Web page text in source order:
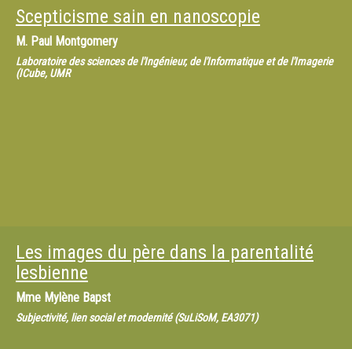
Scepticisme sain en nanoscopie
M. Paul Montgomery
Laboratoire des sciences de l'Ingénieur, de l'Informatique et de l'Imagerie
(ICube, UMR
Les images du père dans la parentalité
lesbienne
Mme Mylène Bapst
Subjectivité, lien social et modernité (SuLiSoM, EA3071)